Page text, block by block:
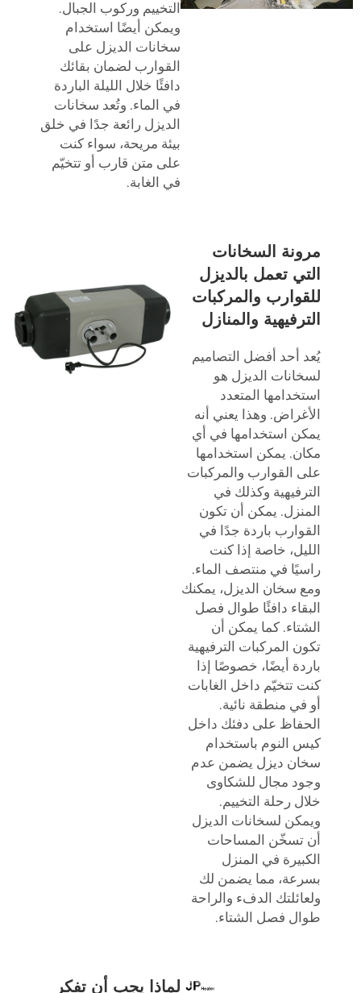
التخييم وركوب الجبال.
ويمكن أيضًا استخدام
سخانات الديزل على
القوارب لضمان بقائك
دافئًا خلال الليلة الباردة
في الماء. وتُعد سخانات
الديزل رائعة جدًا في خلق
بيئة مريحة، سواء كنت
على متن قارب أو تتخيّم
في الغابة.
مرونة السخانات
التي تعمل بالديزل
للقوارب والمركبات
الترفيهية والمنازل
يُعد أحد أفضل التصاميم
لسخانات الديزل هو
استخدامها المتعدد
الأغراض. وهذا يعني أنه
يمكن استخدامها في أي
مكان. يمكن استخدامها
على القوارب والمركبات
الترفيهية وكذلك في
المنزل. يمكن أن تكون
القوارب باردة جدًا في
الليل، خاصة إذا كنت
راسيًا في منتصف الماء.
ومع سخان الديزل، يمكنك
البقاء دافئًا طوال فصل
الشتاء. كما يمكن أن
تكون المركبات الترفيهية
باردة أيضًا، خصوصًا إذا
كنت تتخيّم داخل الغابات
أو في منطقة نائية.
الحفاظ على دفئك داخل
كيس النوم باستخدام
سخان ديزل يضمن عدم
وجود مجال للشكاوى
خلال رحلة التخييم.
ويمكن لسخانات الديزل
أن تسخّن المساحات
الكبيرة في المنزل
بسرعة، مما يضمن لك
ولعائلتك الدفء والراحة
طوال فصل الشتاء.
لماذا يجب أن تفكر